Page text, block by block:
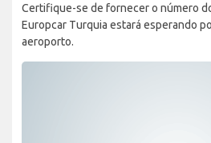
Certifique-se de fornecer o número
Europcar Turquia estará esperando
aeroporto.